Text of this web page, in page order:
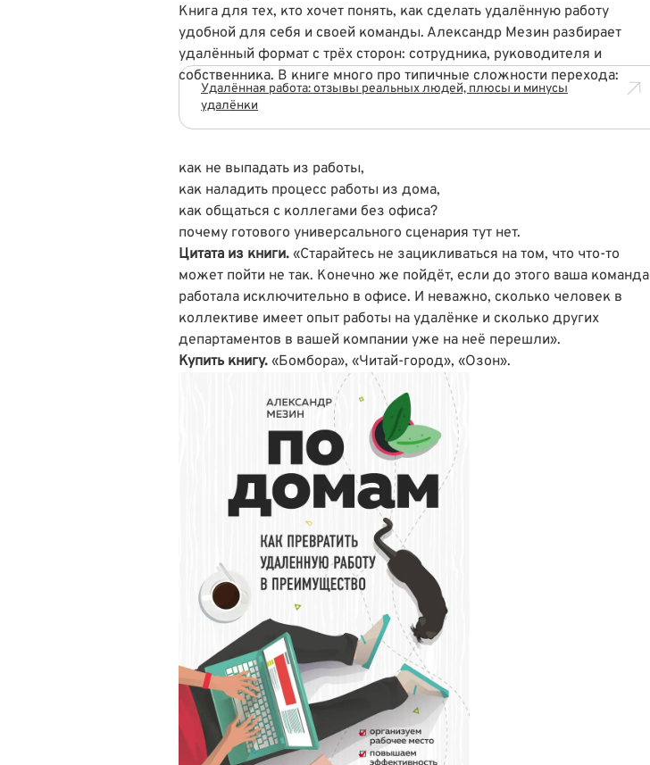
Книга для тех, кто хочет понять, как сделать удалённую работу
удобной для себя и своей команды. Александр Мезин разбирает
удалённый формат с трёх сторон: сотрудника, руководителя и
собственника. В книге много про типичные сложности перехода:
Удалённая работа: отзывы реальных людей, плюсы и минусы
удалёнки
как не выпадать из работы,
как наладить процесс работы из дома,
как общаться с коллегами без офиса?
почему готового универсального сценария тут нет.
Цитата из книги. «Старайтесь не зацикливаться на том, что что-то
может пойти не так. Конечно же пойдёт, если до этого ваша команда
работала исключительно в офисе. И неважно, сколько человек в
коллективе имеет опыт работы на удалёнке и сколько других
департаментов в вашей компании уже на неё перешли».
Купить книгу. «Бомбора», «Читай-город», «Озон».